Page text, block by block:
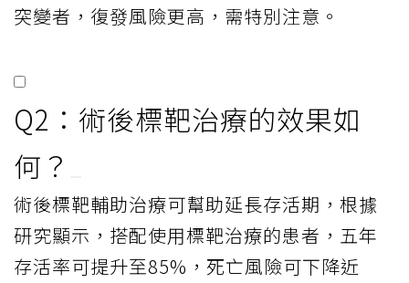
突變者，復發風險更高，需特別注意。
Q2：術後標靶治療的效果如
何？
術後標靶輔助治療可幫助延長存活期，根據
研究顯示，搭配使用標靶治療的患者，五年
存活率可提升至85%，死亡風險可下降近